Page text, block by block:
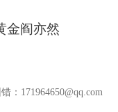
阎亦然
：171964650@qq.com